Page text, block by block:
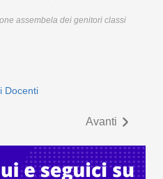
assembela dei genitori classi
Docenti
Avanti